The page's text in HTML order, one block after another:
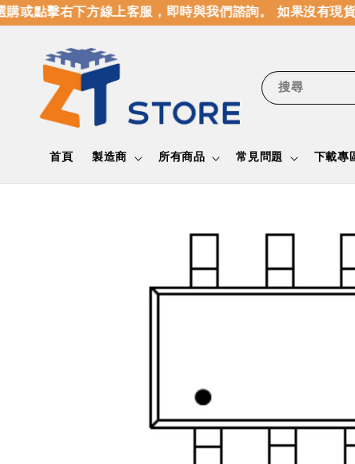
點擊右下方線上客服，即時與我們諮詢。 如果沒有現貨
搜尋
首頁 製造商 所有商品 常見問題 下載專